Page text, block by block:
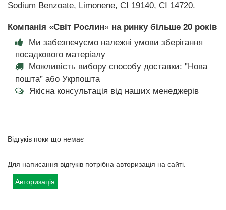
Sodium Benzoate, Limonene, CI 19140, CI 14720.
Компанія «Світ Рослин» на ринку більше 20 років
Ми забезпечуємо належні умови зберігання
посадкового матеріалу
Можливість вибору способу доставки: "Нова
пошта" або Укрпошта
Якісна консультація від наших менеджерів
Відгуків поки що немає
Для написання відгуків потрібна авторизація на сайті.
Авторизація